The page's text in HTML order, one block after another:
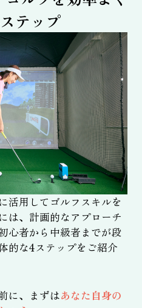
テップ
活用してゴルフスキルを
は、計画的なアプローチ
心者から中級者までが段
的な4ステップをご紹介
に、まずはあなた自身の